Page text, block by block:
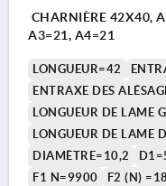
CHARNIÈRE 42X40, ACIER INOX.
A3=21, A4=21
LONGUEUR=42
ENTRAXE DES
LONGUEUR DE LAME
LONGUEUR DE LAME
DIAMÈTRE=10,2
F1 N=9900
F2 (N)